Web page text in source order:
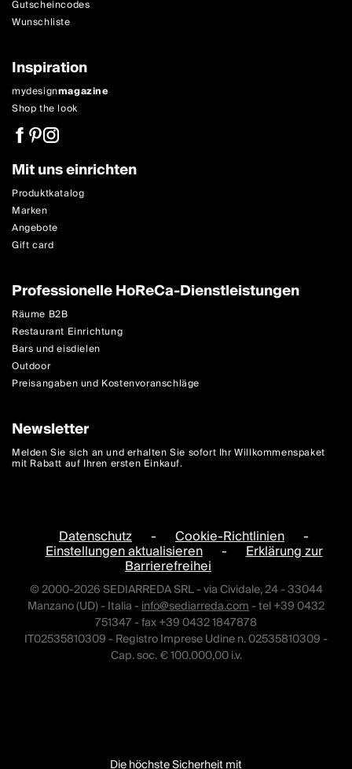
Gutscheincodes
Wunschliste
Inspiration
mydesignmagazine
Shop the look
Mit uns einrichten
Produktkatalog
Marken
Angebote
Gift card
Professionelle HoReCa-Dienstleistungen
Räume B2B
Restaurant Einrichtung
Bars und eisdielen
Outdoor
Preisangaben und Kostenvoranschläge
Newsletter
Melden Sie sich an und erhalten Sie sofort Ihr Willkommenspaket
mit Rabatt auf Ihren ersten Einkauf.
Datenschutz - Cookie-Richtlinien -
Einstellungen aktualisieren - Erklärung zur
Barrierefreihei
© 2000-2026 SEDIARREDA SRL - via Cividale, 24 - 33044
Manzano (UD) - Italia -info@sediarreda.com- tel +39 0432
751347 - fax +39 0432 1847878
IT02535810309 - Registro Imprese Udine n. 02535810309 -
Cap. soc. € 100.000,00 i.v.
Die höchste Sicherheit mit